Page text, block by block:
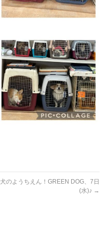
犬のようちえん！GREEN DOG、7日
(水)♪ →